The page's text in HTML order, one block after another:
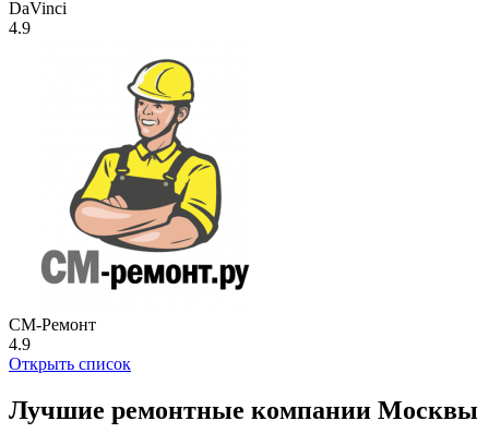
DaVinci
4.9
СМ-Ремонт
4.9
Открыть список
Лучшие ремонтные компании Москвы